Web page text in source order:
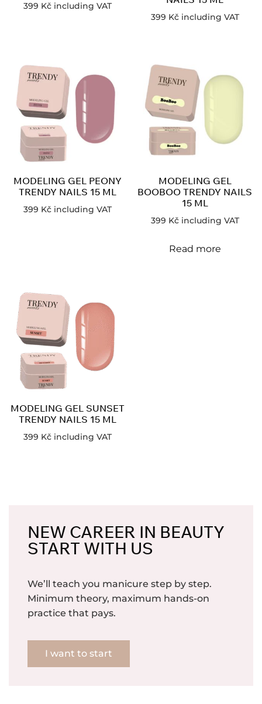
399 Kč including VAT
399 Kč including VAT
MODELING GEL PEONY
TRENDY NAILS 15 ML
399 Kč including VAT
MODELING GEL
BOOBOO TRENDY NAILS
15 ML
399 Kč including VAT
Read more
MODELING GEL SUNSET
TRENDY NAILS 15 ML
399 Kč including VAT
NEW CAREER IN BEAUTY
START WITH US
We’ll teach you manicure step by step.
Minimum theory, maximum hands-on
practice that pays.
I want to start